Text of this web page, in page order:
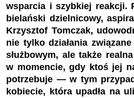
wsparcia i szybkiej reakcji.
bielański dzielnicowy,
Krzysztof Tomczak,
nie tylko działania
służbowym, ale także
w momencie, gdy ktoś jej
potrzebuje — w tym
kobiecie, która upadła na